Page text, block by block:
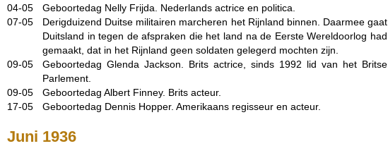
04-05
Geboortedag Nelly Frijda. Nederlands actrice en politica.
07-05
Derigduizend Duitse militairen marcheren het Rijnland binnen. Daarmee gaat
Duitsland in tegen de afspraken die het land na de Eerste Wereldoorlog had
gemaakt, dat in het Rijnland geen soldaten gelegerd mochten zijn.
09-05
Geboortedag Glenda Jackson. Brits actrice, sinds 1992 lid van het Britse
Parlement.
09-05
Geboortedag Albert Finney. Brits acteur.
17-05
Geboortedag Dennis Hopper. Amerikaans regisseur en acteur.
Juni 1936